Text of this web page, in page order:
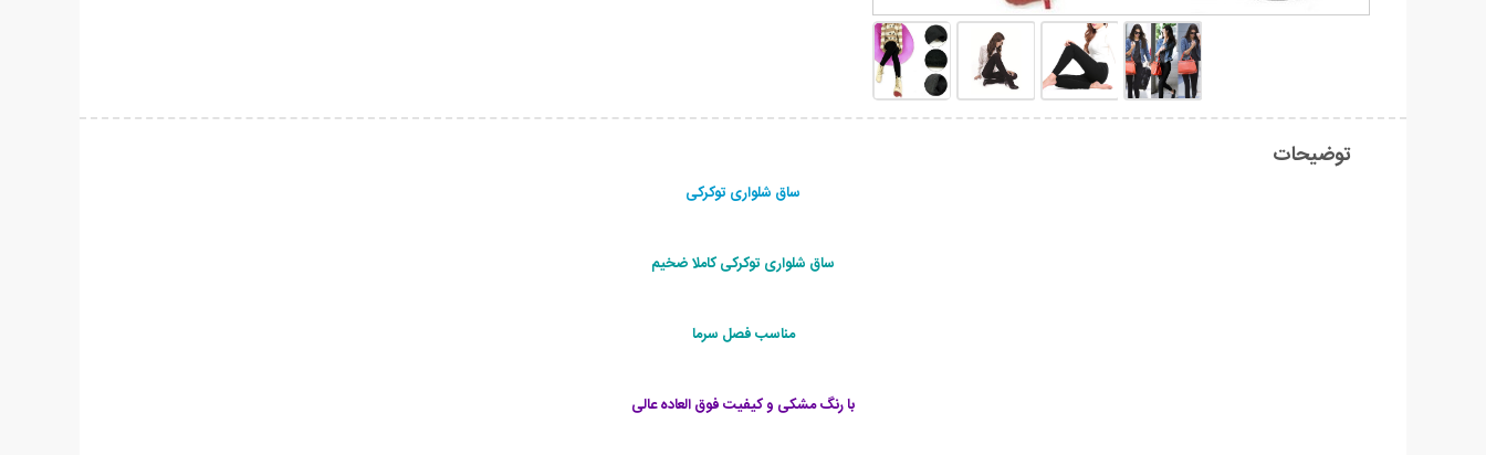
توضیحات
ساق شلواری توکرکی
ساق شلواری توکرکی کاملا ضخیم
مناسب فصل سرما
با رنگ مشکی و کیفیت فوق العاده عالی